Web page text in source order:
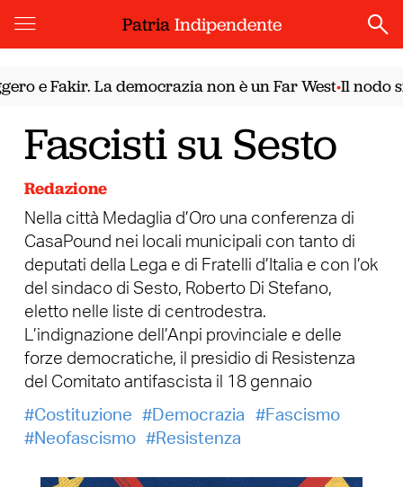
PatriaIndipendente
e Fakir. La democrazia non è un Far West•Il nodo
Fascisti su Sesto
Redazione
Nella città Medaglia d’Oro una conferenza di
CasaPound nei locali municipali con tanto di
deputati della Lega e di Fratelli d’Italia e con l’ok
del sindaco di Sesto, Roberto Di Stefano,
eletto nelle liste di centrodestra.
L’indignazione dell’Anpi provinciale e delle
forze democratiche, il presidio di Resistenza
del Comitato antifascista il 18 gennaio
Costituzione
Democrazia
Fascismo
Neofascismo
Resistenza